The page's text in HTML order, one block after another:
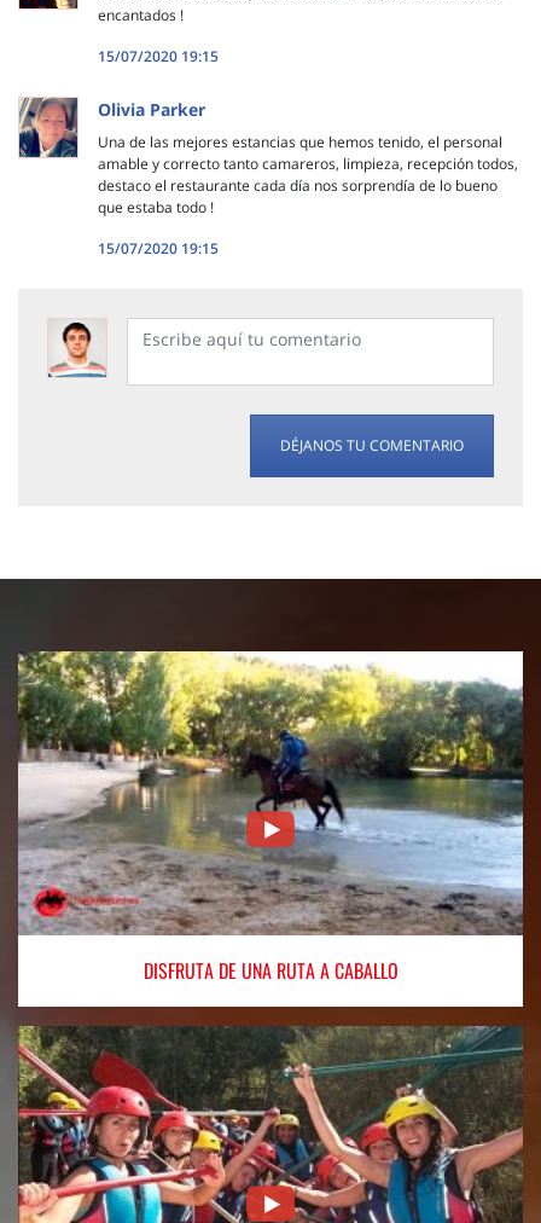
encantados !
15/07/2020 19:15
Olivia Parker
Una de las mejores estancias que hemos tenido, el personal
amable y correcto tanto camareros, limpieza, recepción todos,
destaco el restaurante cada día nos sorprendía de lo bueno
que estaba todo !
15/07/2020 19:15
DÉJANOS TU COMENTARIO
DISFRUTADE UNA RUTA A CABALLO